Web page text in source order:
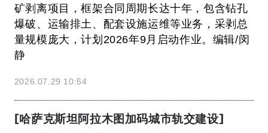
矿剥离项目，框架合同周期长达十年，包含钻孔
爆破、运输排土、配套设施运维等业务，采剥总
量规模庞大，计划2026年9月启动作业。编辑/闵
静
2026.07.29 10:54
[哈萨克斯坦阿拉木图加码城市轨交建设]